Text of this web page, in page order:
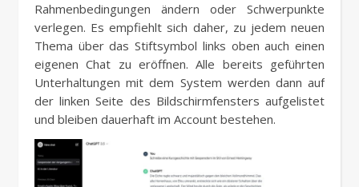
Rahmenbedingungen ändern oder Schwerpunkte
verlegen. Es empfiehlt sich daher, zu jedem neuen
Thema über das Stiftsymbol links oben auch einen
eigenen Chat zu eröffnen. Alle bereits geführten
Unterhaltungen mit dem System werden dann auf
der linken Seite des Bildschirmfensters aufgelistet
und bleiben dauerhaft im Account bestehen.